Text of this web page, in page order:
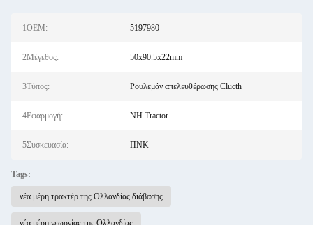
1OEM: 5197980
2Μέγεθος: 50x90.5x22mm
3Τύπος: Ρουλεμάν απελευθέρωσης Clucth
4Εφαρμογή: NH Tractor
5Συσκευασία: ΠΝΚ
Tags:
νέα μέρη τρακτέρ της Ολλανδίας διάβασης
νέα μέρη γεωργίας της Ολλανδίας